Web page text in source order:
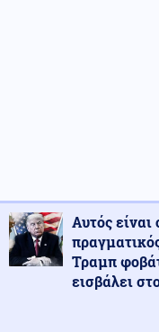
Αυτός είναι
Τραμπ
εισβάλει